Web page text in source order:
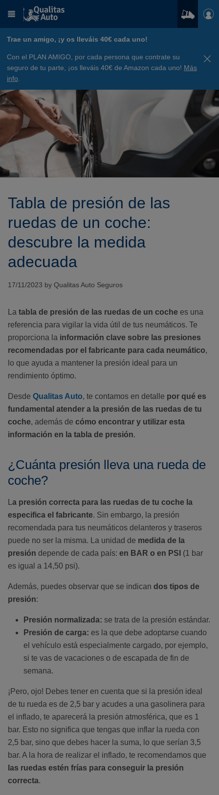
Trae un amigo, ¡y os lleváis 40€ cada uno!
Con el PLAN AMIGO, por cada persona que contrate su
seguro de tu parte, ¡os lleváis 40€ de Amazon cada uno! Más
info
Tabla de presión de las
ruedas de un coche:
descubre la medida
adecuada
17/11/2023 by Qualitas Auto Seguros
La tabla de presión de las ruedas de un coche es una
referencia para vigilar la vida útil de tus neumáticos. Te
proporciona la información clave sobre las presiones
recomendadas por el fabricante para cada neumático,
lo que ayuda a mantener la presión ideal para un
rendimiento óptimo.
Desde Qualitas Auto, te contamos en detalle por qué es
fundamental atender a la presión de las ruedas de tu
coche, además de cómo encontrar y utilizar esta
información en la tabla de presión.
¿Cuánta presión lleva una rueda de
coche?
a presión correcta para las ruedas de tu coche la
especifica el fabricante. Sin embargo, la presión
recomendada para tus neumáticos delanteros y traseros
puede no ser la misma. La unidad de medida de la
presión depende de cada país: en BAR o en PSI (1 bar
es igual a 14,50 psi).
Además, puedes observar que se indican dos tipos de
presión:
Presión normalizada: se trata de la presión estándar.
Presión de carga: es la que debe adoptarse cuando
el vehículo está especialmente cargado, por ejemplo,
si te vas de vacaciones o de escapada de fin de
semana.
¡Pero, ojo! Debes tener en cuenta que si la presión ideal
de tu rueda es de 2,5 bar y acudes a una gasolinera para
el inflado, te aparecerá la presión atmosférica, que es 1
bar. Esto no significa que tengas que inflar la rueda con
2,5 bar, sino que debes hacer la suma, lo que serían 3,5
bar. A la hora de realizar el inflado, te recomendamos que
las ruedas estén frías para conseguir la presión
correcta.